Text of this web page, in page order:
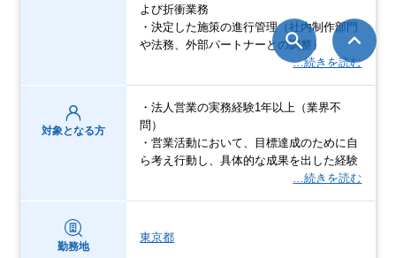
よび折衝業務
・決定した施策の進行管理（社内制作部門
や法務、外部パートナーとの調整）
…続きを読む
対象となる方
・法人営業の実務経験1年以上（業界不
問）
・営業活動において、目標達成のために自
ら考え行動し、具体的な成果を出した経験
…続きを読む
勤務地
東京都